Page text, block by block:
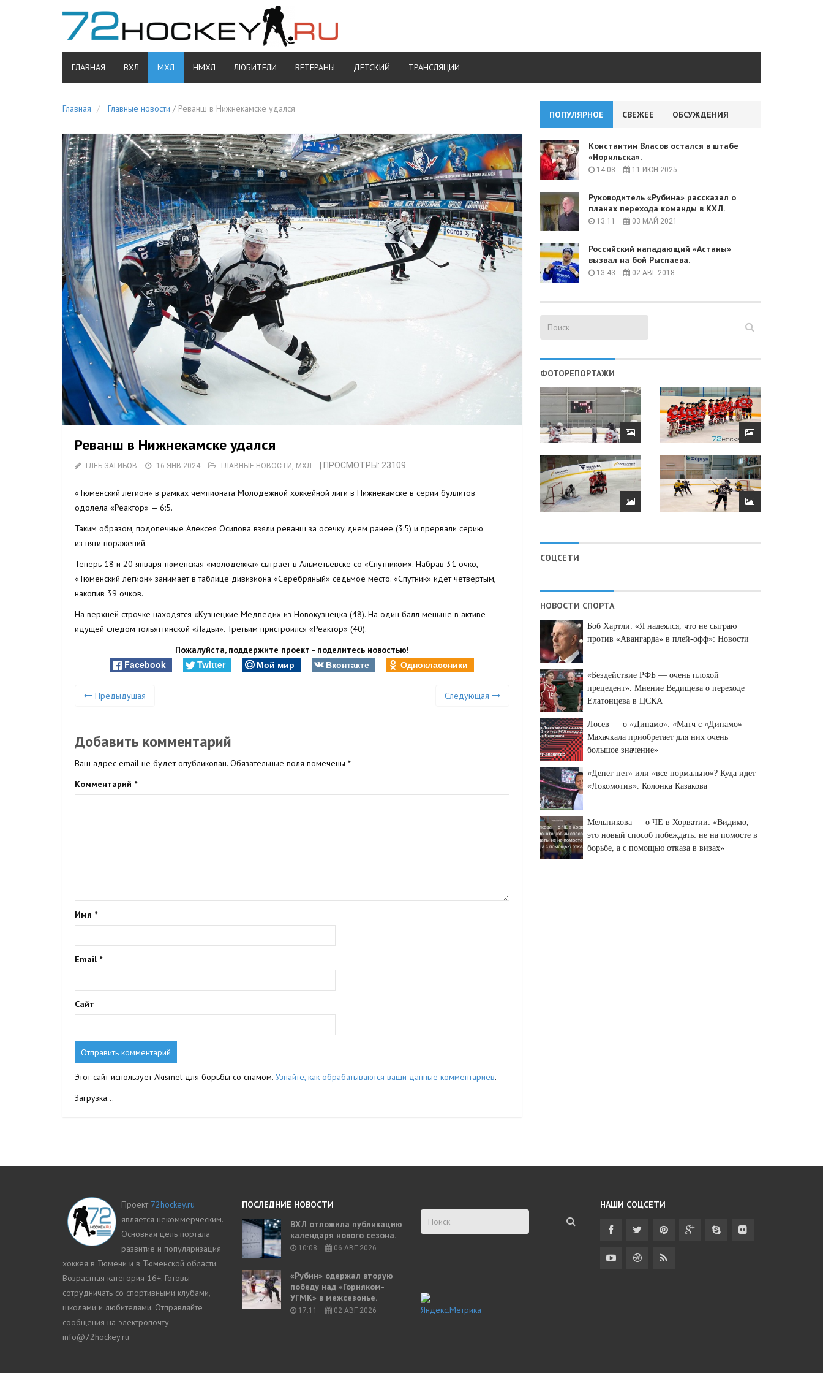
ГЛАВНАЯ ВХЛ МХЛ НМХЛ ЛЮБИТЕЛИ ВЕТЕРАНЫ ДЕТСКИЙ ТРАНСЛЯЦИИ
Главная Главные новости / Реванш в Нижнекамске удался
Реванш в Нижнекамске удался
ГЛЕБ ЗАГИБОВ 16 ЯНВ 2024 ГЛАВНЫЕ НОВОСТИ МХЛ | ПРОСМОТРЫ: 23109
«Тюменский легион» в рамках чемпионата Молодежной хоккейной лиги в Нижнекамске в серии буллитов
одолела «Реактор» — 6:5.
Таким образом, подопечные Алексея Осипова взяли реванш за осечку днем ранее (3:5) и прервали серию
из пяти поражений.
Теперь 18 и 20 января тюменская «молодежка» сыграет в Альметьевске со «Спутником». Набрав 31 очко,
«Тюменский легион» занимает в таблице дивизиона «Серебряный» седьмое место. «Спутник» идет четвертым,
накопив 39 очков.
На верхней строчке находятся «Кузнецкие Медведи» из Новокузнецка (48). На один балл меньше в активе
идущей следом тольяттинской «Ладьи». Третьим пристроился «Реактор» (40).
Пожалуйста, поддержите проект - поделитесь новостью!
Facebook Twitter Мой мир Вконтакте Одноклассники
Предыдущая Следующая
Добавить комментарий
Ваш адрес email не будет опубликован. Обязательные поля помечены *
Комментарий *
Имя *
Email *
Сайт
Этот сайт использует Akismet для борьбы со спамом. Узнайте, как обрабатываются ваши данные комментариев.
Загрузка...
ПОПУЛЯРНОЕ СВЕЖЕЕ ОБСУЖДЕНИЯ
Константин Власов остался в штабе
«Норильска».
14:08 11 ИЮН 2025
Руководитель «Рубина» рассказал о
планах перехода команды в КХЛ.
13:11 03 МАЙ 2021
Российский нападающий «Астаны»
вызвал на бой Рыспаева.
13:43 02 АВГ 2018
ФОТОРЕПОРТАЖИ
СОЦСЕТИ
НОВОСТИ СПОРТА
Боб Хартли: «Я надеялся, что не сыграю
против «Авангарда» в плей-офф»: Новости
«Бездействие РФБ — очень плохой
прецедент». Мнение Ведищева о переходе
Елатонцева в ЦСКА
Лосев — о «Динамо»: «Матч с «Динамо»
Махачкала приобретает для них очень
большое значение»
«Денег нет» или «все нормально»? Куда идет
«Локомотив». Колонка Казакова
Мельникова — о ЧЕ в Хорватии: «Видимо,
это новый способ побеждать: не на помосте в
борьбе, а с помощью отказа в визах»
Проект 72hockey.ru
является некоммерческим.
Основная цель портала
развитие и популяризация
хоккея в Тюмени и в Тюменской области.
Возрастная категория 16+. Готовы
сотрудничать со спортивными клубами,
школами и любителями. Отправляйте
сообщения на электропочту -
info@72hockey.ru
ПОСЛЕДНИЕ НОВОСТИ
ВХЛ отложила публикацию
календаря нового сезона.
10:08 06 АВГ 2026
«Рубин» одержал вторую
победу над «Горняком-
УГМК» в межсезонье.
17:11 02 АВГ 2026
НАШИ СОЦСЕТИ